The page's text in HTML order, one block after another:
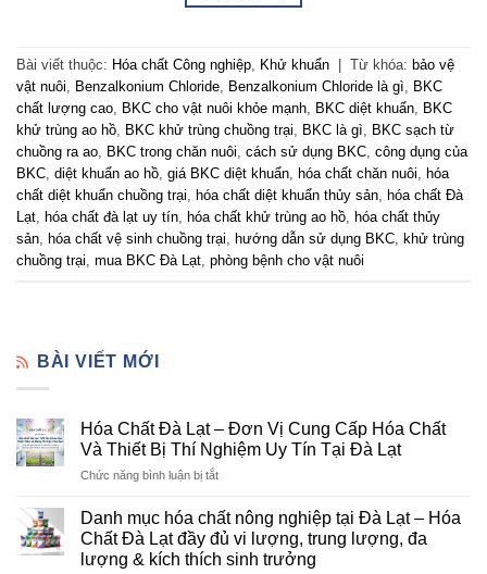
Bài viết thuộc: Hóa chất Công nghiệp, Khử khuẩn Từ khóa: bảo vệ
vật nuôi, Benzalkonium Chloride, Benzalkonium Chloride là gì, BKC
chất lượng cao, BKC cho vật nuôi khỏe mạnh, BKC diệt khuẩn, BKC
khử trùng ao hồ, BKC khử trùng chuồng trại, BKC là gì, BKC sạch từ
chuồng ra ao, BKC trong chăn nuôi, cách sử dụng BKC, công dụng của
BKC, diệt khuẩn ao hồ, giá BKC diệt khuẩn, hóa chất chăn nuôi, hóa
chất diệt khuẩn chuồng trại, hóa chất diệt khuẩn thủy sản, hóa chất Đà
Lạt, hóa chất đà lạt uy tín, hóa chất khử trùng ao hồ, hóa chất thủy
sản, hóa chất vệ sinh chuồng trại, hướng dẫn sử dụng BKC, khử trùng
chuồng trại, mua BKC Đà Lạt, phòng bệnh cho vật nuôi
BÀI VIẾT MỚI
Hóa Chất Đà Lạt – Đơn Vị Cung Cấp Hóa Chất
Và Thiết Bị Thí Nghiệm Uy Tín Tại Đà Lạt
Chức năng bình luận bị tắtở
Chất
Đà
Lạt
–
Danh mục hóa chất nông nghiệp tại Đà Lạt – Hóa
Chất Đà Lạt đầy đủ vi lượng, trung lượng, đa
lượng & kích thích sinh trưởng